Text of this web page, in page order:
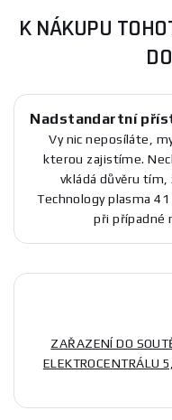
K NÁKUPU
Nadstandartní
Vy nic neposíláte,
kterou zajistíme.
vkládá důvěru tím,
Technology plasma
při případné
ZAŘAZENÍ DO
ELEKTROCENTRÁLU